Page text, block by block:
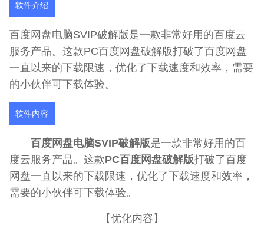
软件介绍
百度网盘电脑SVIP破解版是一款非常好用的百度云
服务产品。这款PC百度网盘破解版打破了百度网盘
一直以来的下载限速，优化了下载速度和效率，需要
的小伙伴可下载体验。
软件内容
百度网盘电脑SVIP破解版是一款非常好用的百
度云服务产品。这款PC百度网盘破解版打破了百度
网盘一直以来的下载限速，优化了下载速度和效率，
需要的小伙伴可下载体验。
【优化内容】